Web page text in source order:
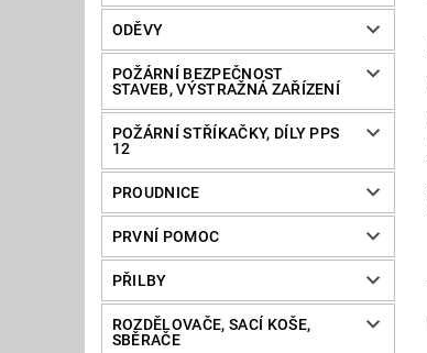
ODĚVY
POŽÁRNÍ BEZPEČNOST
STAVEB, VÝSTRAŽNÁ ZAŘÍZENÍ
POŽÁRNÍ STŘÍKAČKY, DÍLY PPS
12
PROUDNICE
PRVNÍ POMOC
PŘILBY
ROZDĚLOVAČE, SACÍ KOŠE,
SBĚRAČE